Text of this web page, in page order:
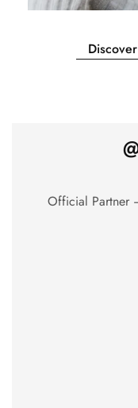
Official Partner